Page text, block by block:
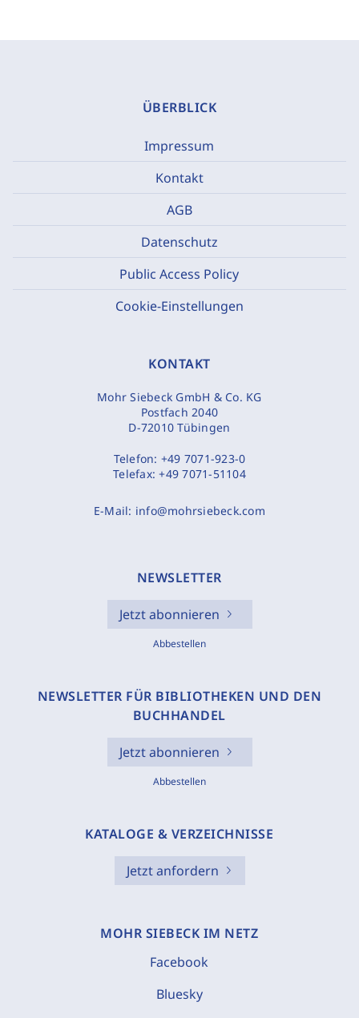
ÜBERBLICK
Impressum
Kontakt
AGB
Datenschutz
Public Access Policy
Cookie-Einstellungen
KONTAKT
Mohr Siebeck GmbH & Co. KG
Postfach 2040
D-72010 Tübingen
Telefon: +49 7071-923-0
Telefax:+49 7071-51104
E-Mail: info@mohrsiebeck.com
NEWSLETTER
Jetzt abonnieren
Abbestellen
NEWSLETTER FÜR BIBLIOTHEKEN UND DEN
BUCHHANDEL
Jetzt abonnieren
Abbestellen
KATALOGE & VERZEICHNISSE
Jetzt anfordern
MOHR SIEBECK IM NETZ
Facebook
Bluesky